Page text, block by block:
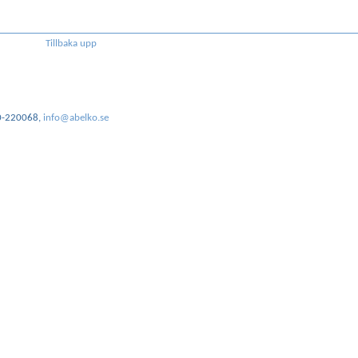
Tillbaka upp
220068, info@abelko.se